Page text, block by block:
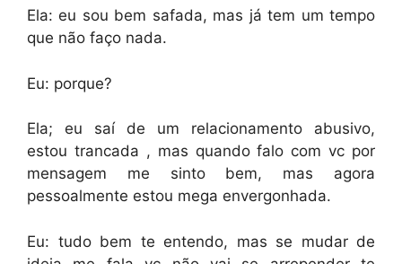
Ela: eu sou bem safada, mas já tem um tempo
que não faço nada.
Eu: porque?
Ela; eu saí de um relacionamento abusivo,
estou trancada , mas quando falo com vc por
mensagem me sinto bem, mas agora
pessoalmente estou mega envergonhada.
Eu: tudo bem te entendo, mas se mudar de